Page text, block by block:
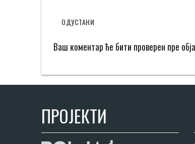
ОДУСТАНИ
Ваш коментар ће бити проверен пре
ПРОЈЕКТИ